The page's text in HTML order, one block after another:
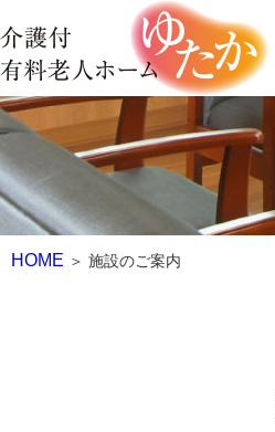
HOME ＞ 施設のご案内